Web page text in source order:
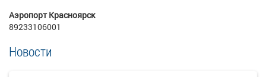
Аэропорт Красноярск
89233106001
Новости